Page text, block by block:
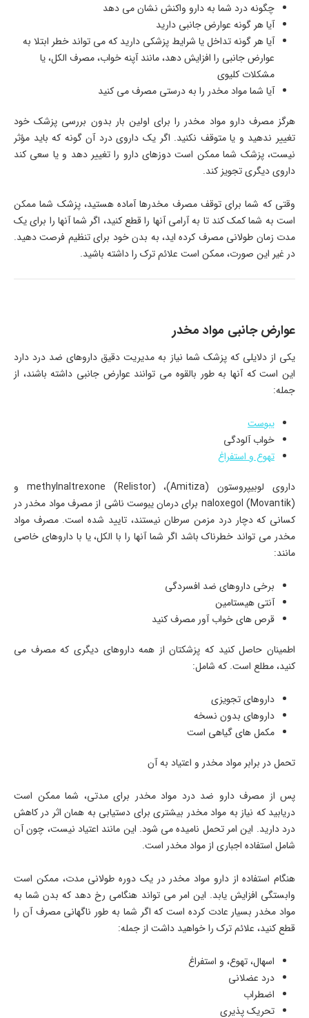
چگونه درد شما به دارو واکنش نشان می دهد
آیا هر گونه عوارض جانبی دارید
آیا هر گونه تداخل یا شرایط پزشکی دارید که می تواند خطر ابتلا به
عوارض جانبی را افزایش دهد، مانند آپنه خواب، مصرف الکل، یا
مشکلات کلیوی
آیا شما مواد مخدر را به درستی مصرف می کنید
هرگز مصرف دارو مواد مخدر را برای اولین بار بدون بررسی پزشک خود
تغییر ندهید و یا متوقف نکنید. اگر یک داروی درد آن گونه که باید مؤثر
نیست، پزشک شما ممکن است دوزهای دارو را تغییر دهد و یا سعی کند
داروی دیگری تجویز کند.
وقتی که شما برای توقف مصرف مخدرها آماده هستید، پزشک شما ممکن
است به شما کمک کند تا به آرامی آنها را قطع کنید، اگر شما آنها را برای یک
مدت زمان طولانی مصرف کرده اید، به بدن خود برای تنظیم فرصت دهید.
در غیر این صورت، ممکن است علائم ترک را داشته باشید.
عوارض جانبی مواد مخدر
یکی از دلایلی که پزشک شما نیاز به مدیریت دقیق داروهای ضد درد دارد
این است که آنها به طور بالقوه می توانند عوارض جانبی داشته باشند، از
جمله:
یبوست
خواب آلودگی
تهوع و استفراغ
داروی لوبیپروستون (Amitiza)، methylnaltrexone (Relistor) و
(naloxegol (Movantik برای درمان یبوست ناشی از مصرف مواد مخدر در
کسانی که دچار درد مزمن سرطان نیستند، تایید شده است. مصرف مواد
مخدر می تواند خطرناک باشد اگر شما آنها را با الکل، یا با داروهای خاصی
مانند:
برخی داروهای ضد افسردگی
آنتی هیستامین
قرص های خواب آور مصرف کنید
اطمینان حاصل کنید که پزشکتان از همه داروهای دیگری که مصرف می
کنید، مطلع است. که شامل:
داروهای تجویزی
داروهای بدون نسخه
مکمل های گیاهی است
تحمل در برابر مواد مخدر و اعتیاد به آن
پس از مصرف دارو ضد درد مواد مخدر برای مدتی، شما ممکن است
دریابید که نیاز به مواد مخدر بیشتری برای دستیابی به همان اثر در کاهش
درد دارید. این امر تحمل نامیده می شود. این مانند اعتیاد نیست، چون آن
شامل استفاده اجباری از مواد مخدر است.
هنگام استفاده از دارو مواد مخدر در یک دوره طولانی مدت، ممکن است
وابستگی افزایش یابد. این امر می تواند هنگامی رخ دهد که بدن شما به
مواد مخدر بسیار عادت کرده است که اگر شما به طور ناگهانی مصرف آن را
قطع کنید، علائم ترک را خواهید داشت از جمله:
اسهال، تهوع، و استفراغ
درد عضلانی
اضطراب
تحریک پذیری